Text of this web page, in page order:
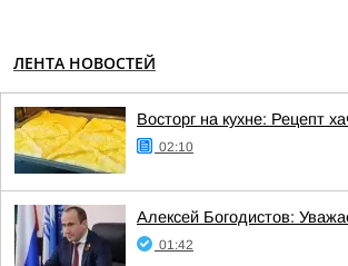
ЛЕНТА НОВОСТЕЙ
Восторг на кухне: Рецепт
02:10
Алексей Богодистов:
01:42